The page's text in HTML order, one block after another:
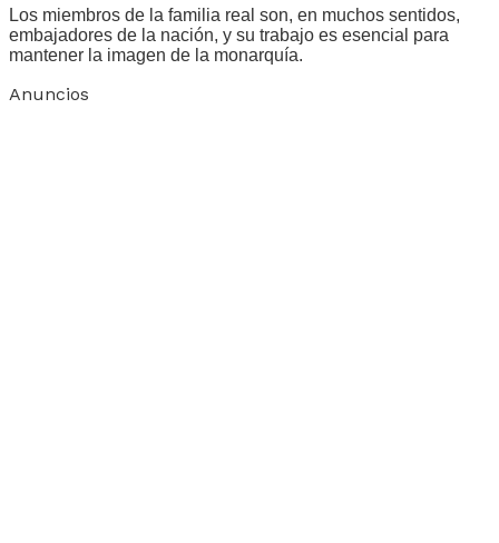
Los miembros de la familia real son, en muchos sentidos,
embajadores de la nación, y su trabajo es esencial para
mantener la imagen de la monarquía.
Anuncios